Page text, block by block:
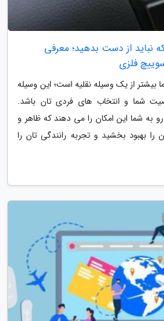
نباید از دست بدهید؛ معرفی
فلزی
بیشتر از یک وسیله نقلیه است؛ این وسیله
شما و انتخاب های فردی تان باشد.
شما این امکان را می دهند که ظاهر و
بهبود بخشید و تجربه رانندگی تان را